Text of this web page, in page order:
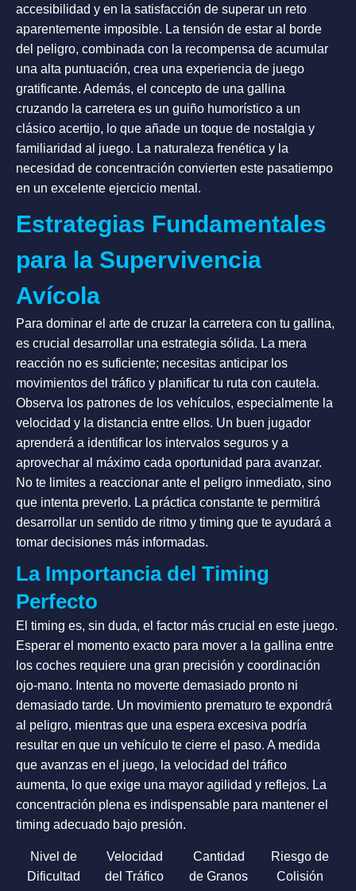
accesibilidad y en la satisfacción de superar un reto
aparentemente imposible. La tensión de estar al borde
del peligro, combinada con la recompensa de acumular
una alta puntuación, crea una experiencia de juego
gratificante. Además, el concepto de una gallina
cruzando la carretera es un guiño humorístico a un
clásico acertijo, lo que añade un toque de nostalgia y
familiaridad al juego. La naturaleza frenética y la
necesidad de concentración convierten este pasatiempo
en un excelente ejercicio mental.
Estrategias Fundamentales
para la Supervivencia
Avícola
Para dominar el arte de cruzar la carretera con tu gallina,
es crucial desarrollar una estrategia sólida. La mera
reacción no es suficiente; necesitas anticipar los
movimientos del tráfico y planificar tu ruta con cautela.
Observa los patrones de los vehículos, especialmente la
velocidad y la distancia entre ellos. Un buen jugador
aprenderá a identificar los intervalos seguros y a
aprovechar al máximo cada oportunidad para avanzar.
No te limites a reaccionar ante el peligro inmediato, sino
que intenta preverlo. La práctica constante te permitirá
desarrollar un sentido de ritmo y timing que te ayudará a
tomar decisiones más informadas.
La Importancia del Timing
Perfecto
El timing es, sin duda, el factor más crucial en este juego.
Esperar el momento exacto para mover a la gallina entre
los coches requiere una gran precisión y coordinación
ojo-mano. Intenta no moverte demasiado pronto ni
demasiado tarde. Un movimiento prematuro te expondrá
al peligro, mientras que una espera excesiva podría
resultar en que un vehículo te cierre el paso. A medida
que avanzas en el juego, la velocidad del tráfico
aumenta, lo que exige una mayor agilidad y reflejos. La
concentración plena es indispensable para mantener el
timing adecuado bajo presión.
Nivel de
Dificultad
Velocidad
del Tráfico
Cantidad
de Granos
Riesgo de
Colisión